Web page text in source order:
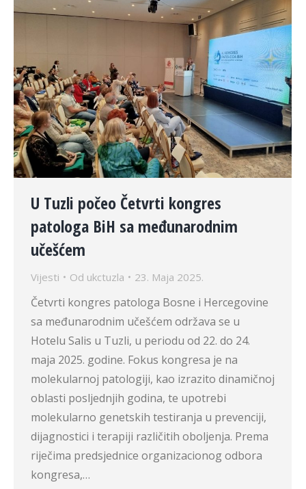
U Tuzli počeo Četvrti kongres
patologa BiH sa međunarodnim
učešćem
Vijesti Od ukctuzla 23. Maja 2025.
Četvrti kongres patologa Bosne i Hercegovine
sa međunarodnim učešćem održava se u
Hotelu Salis u Tuzli, u periodu od 22. do 24.
maja 2025. godine. Fokus kongresa je na
molekularnoj patologiji, kao izrazito dinamičnoj
oblasti posljednjih godina, te upotrebi
molekularno genetskih testiranja u prevenciji,
dijagnostici i terapiji različitih oboljenja. Prema
riječima predsjednice organizacionog odbora
kongresa,…